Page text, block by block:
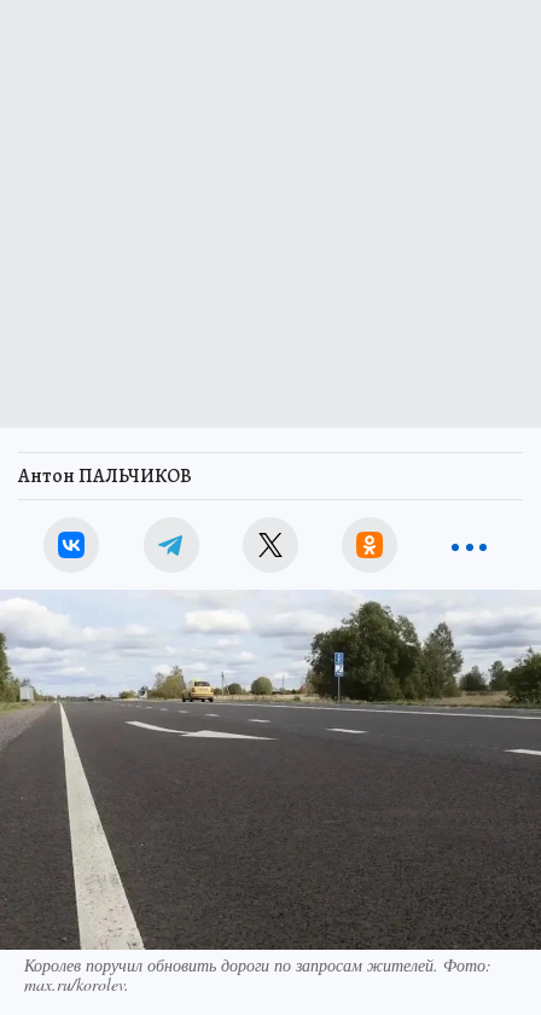
Антон ПАЛЬЧИКОВ
Королев поручил обновить дороги по запросам жителей. Фото:
max.ru/korolev.